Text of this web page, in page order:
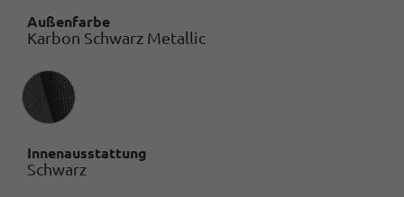
Außenfarbe
Karbon Schwarz Metallic
Innenausstattung
Innenausstattung
Schwarz